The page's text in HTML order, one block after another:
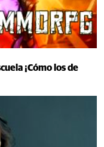
¡Cómo los de